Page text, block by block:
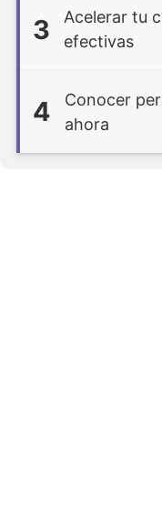
3
Acelerar tu
efectivas
4
Conocer
ahora